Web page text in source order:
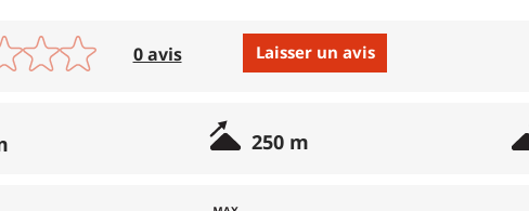
0 avis Laisser un avis
250 m